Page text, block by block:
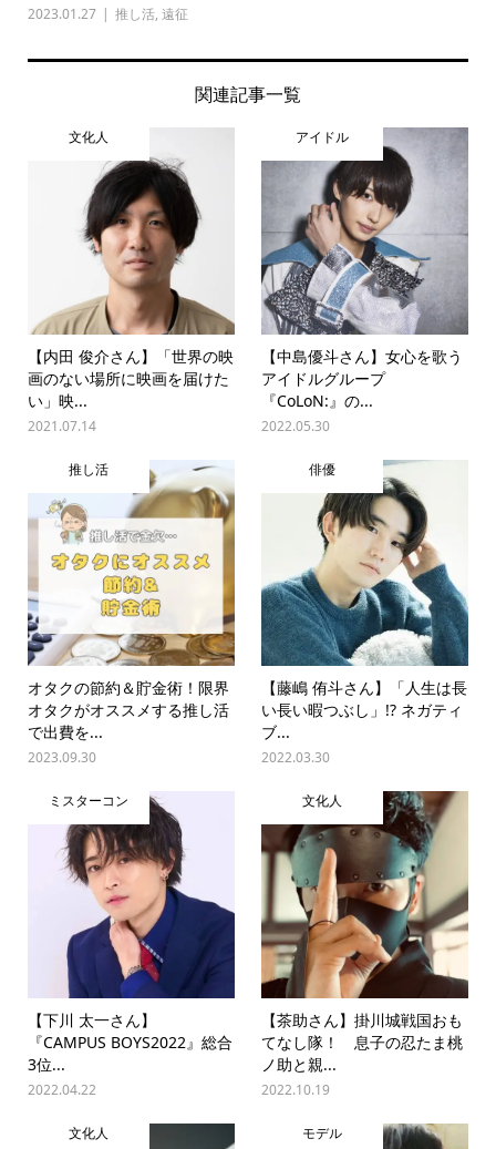
2023.01.27 推し活, 遠征
関連記事一覧
文化人
【内田 俊介さん】「世界の映
画のない場所に映画を届けた
い」映...
2021.07.14
アイドル
【中島優斗さん】女心を歌う
アイドルグループ
『CoLoN:』の...
2022.05.30
推し活
オタクの節約＆貯金術！限界
オタクがオススメする推し活
で出費を...
2023.09.30
俳優
【藤嶋 侑斗さん】「人生は長
い長い暇つぶし」!? ネガティ
ブ...
2022.03.30
ミスターコン
【下川 太一さん】
『CAMPUS BOYS2022』総合
3位...
2022.04.22
文化人
【茶助さん】掛川城戦国おも
てなし隊！ 息子の忍たま桃
ノ助と親...
2022.10.19
文化人 モデル